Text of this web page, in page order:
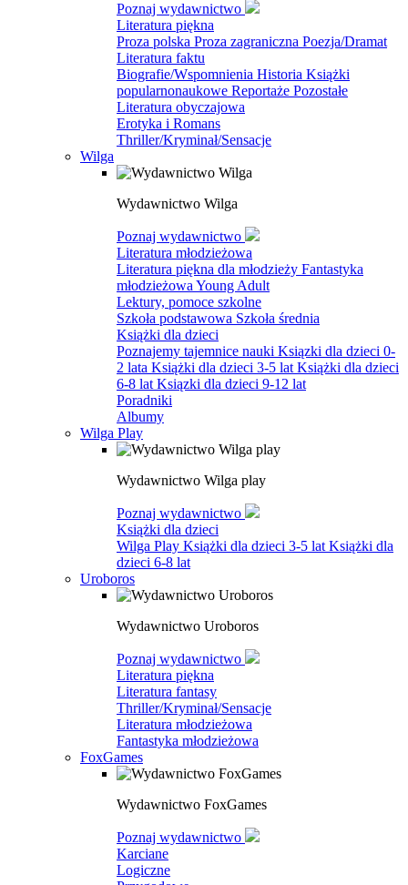
Poznaj wydawnictwo
Literatura piękna
Proza polska Proza zagraniczna Poezja/Dramat
Literatura faktu
Biografie/Wspomnienia Historia Książki
popularnonaukowe Reportaże Pozostałe
Literatura obyczajowa
Erotyka i Romans
Thriller/Kryminał/Sensacje
Wilga
Wydawnictwo Wilga
Poznaj wydawnictwo
Literatura młodzieżowa
Literatura piękna dla młodzieży Fantastyka
młodzieżowa Young Adult
Lektury, pomoce szkolne
Szkoła podstawowa Szkoła średnia
Książki dla dzieci
Poznajemy tajemnice nauki Ksiązki dla dzieci 0-
2 lata Książki dla dzieci 3-5 lat Książki dla dzieci
6-8 lat Ksiązki dla dzieci 9-12 lat
Poradniki
Albumy
Wilga Play
Wydawnictwo Wilga play
Poznaj wydawnictwo
Książki dla dzieci
Wilga Play Książki dla dzieci 3-5 lat Książki dla
dzieci 6-8 lat
Uroboros
Wydawnictwo Uroboros
Poznaj wydawnictwo
Literatura piękna
Literatura fantasy
Thriller/Kryminał/Sensacje
Literatura młodzieżowa
Fantastyka młodzieżowa
FoxGames
Wydawnictwo FoxGames
Poznaj wydawnictwo
Karciane
Logiczne